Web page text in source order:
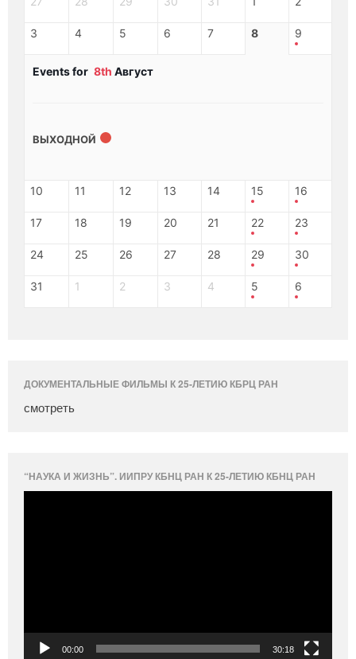
3 4 5 6 7 8 9
Events for 8th Август
ВЫХОДНОЙ
10 11 12 13 14 15 16
17 18 19 20 21 22 23
24 25 26 27 28 29 30
31 1 2 3 4 5 6
ДОКУМЕНТАЛЬНЫЕ ФИЛЬМЫ К 25-ЛЕТИЮ КБРЦ РАН
смотреть
“НАУКА И ЖИЗНЬ”. ИИПРУ КБНЦ РАН К 25-ЛЕТИЮ КБНЦ РАН
00:00 30:18